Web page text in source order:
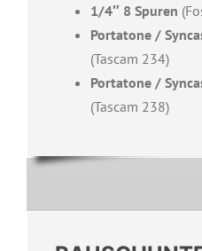
1/4″ 8 Spuren
Portatone /
(Tascam 234)
Portatone /
(Tascam 238)